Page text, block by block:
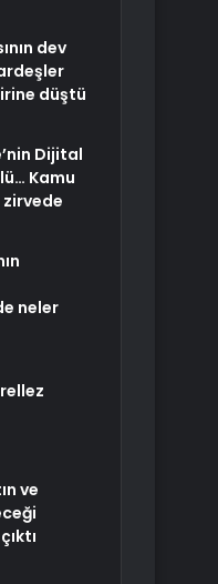
dev
düştü
Dijital
Kamu
neler
ve